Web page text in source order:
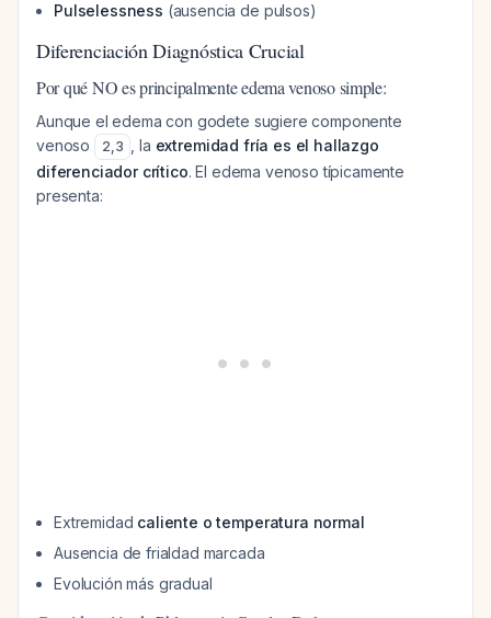
Pulselessness (ausencia de pulsos)
Diferenciación Diagnóstica Crucial
Por qué NO es principalmente edema venoso simple:
Aunque el edema con godete sugiere componente
venoso
2,3 , la extremidad fría es el hallazgo
diferenciador crítico. El edema venoso típicamente
presenta:
Extremidad caliente o temperatura normal
Ausencia de frialdad marcada
Evolución más gradual